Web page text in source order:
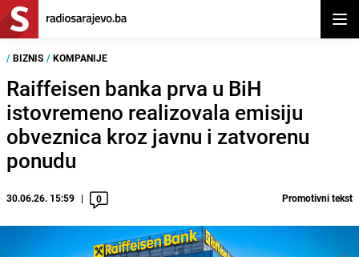
/ BIZNIS / KOMPANIJE
Raiffeisen banka prva u BiH
istovremeno realizovala emisiju
obveznica kroz javnu i zatvorenu
ponudu
30.06.26. 15:59 0 Promotivni tekst